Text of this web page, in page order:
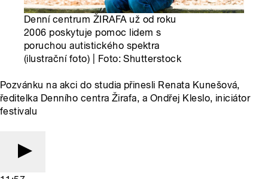
Denní centrum ŽIRAFA už od roku
2006 poskytuje pomoc lidem s
poruchou autistického spektra
(ilustrační foto) | Foto: Shutterstock
Pozvánku na akci do studia přinesli Renata Kunešová,
ředitelka Denního centra Žirafa, a Ondřej Kleslo, iniciátor
festivalu